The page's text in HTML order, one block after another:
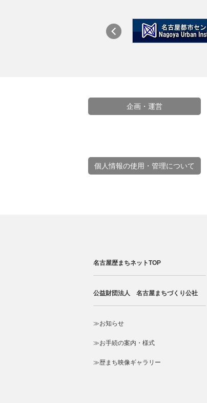
企画・運営
個人情報の使用・管理について
名古屋歴まちネットTOP
公益財団法人 名古屋まちづくり公社
≫お知らせ
≫お手続の案内・様式
≫歴まち映像ギャラリー